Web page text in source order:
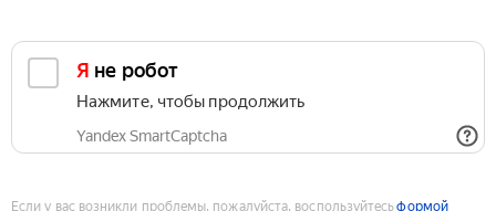
Я не робот
Нажмите, чтобы продолжить
Yandex SmartCaptcha
Если у вас возникли проблемы, пожалуйста, воспользуйтесьформой